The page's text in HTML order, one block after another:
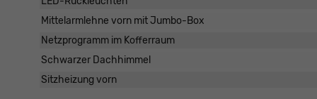
Mittelarmlehne vorn mit Jumbo-Box
Netzprogramm im Kofferraum
Schwarzer Dachhimmel
Sitzheizung vorn